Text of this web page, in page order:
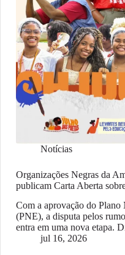
Notícias
Organizações Negras da
publicam Carta Aberta
Com a aprovação do Plano
(PNE), a disputa pelos
entra em uma nova etapa.
jul 16, 2026